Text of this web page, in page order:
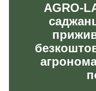
AGRO-